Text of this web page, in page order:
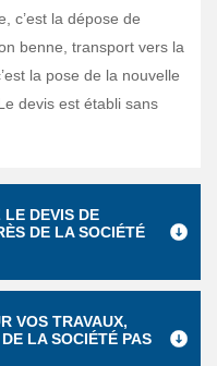
c’est la dépose de
benne, transport vers la
la pose de la nouvelle
devis est établi sans
DEVIS DE
DE LA SOCIÉTÉ
VOS TRAVAUX,
LA SOCIÉTÉ PAS